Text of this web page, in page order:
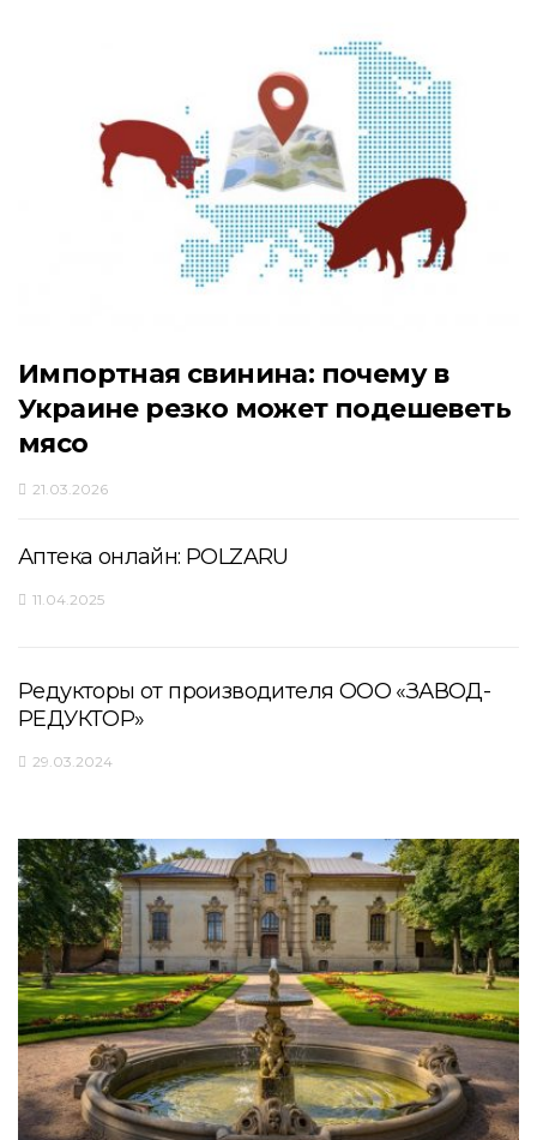
Импортная свинина: почему в
Украине резко может подешеветь
мясо
21.03.2026
Аптека онлайн: POLZARU
11.04.2025
Редукторы от производителя ООО «ЗАВОД-
РЕДУКТОР»
29.03.2024